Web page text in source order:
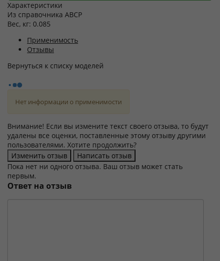
Характеристики
Из справочника ABCP
Вес, кг: 0.085
Применимость
Отзывы
Нет информации о применимости
Внимание! Если вы измените текст своего отзыва, то будут
удалены все оценки, поставленные этому отзыву другими
пользователями. Хотите продолжить?
Пока нет ни одного отзыва. Ваш отзыв может стать
первым.
Ответ на отзыв